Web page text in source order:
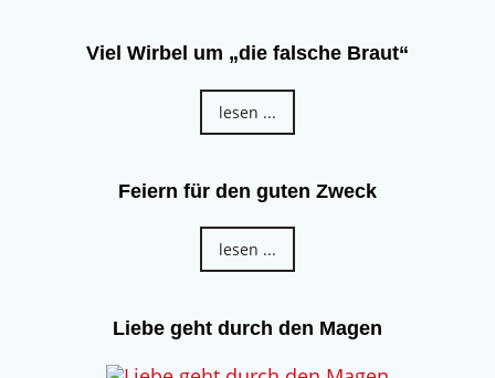
Viel Wirbel um „die falsche Braut“
lesen ...
Feiern für den guten Zweck
lesen ...
Liebe geht durch den Magen